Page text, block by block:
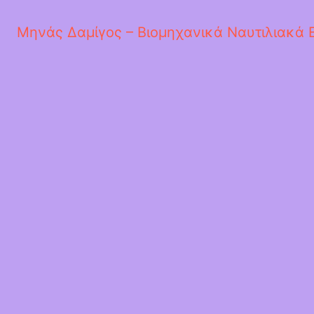
Μηνάς Δαμίγος – Βιομηχανικά Ναυτιλιακά